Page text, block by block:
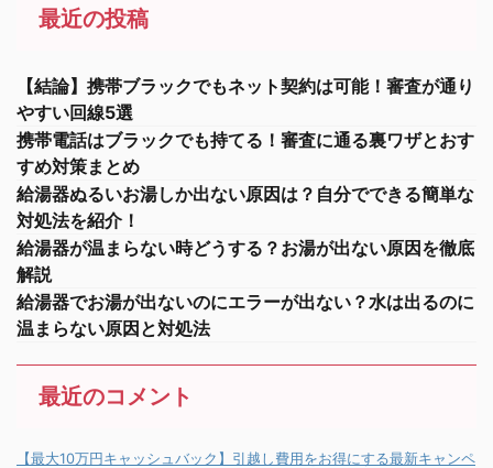
最近の投稿
【結論】携帯ブラックでもネット契約は可能！審査が通り
やすい回線5選
携帯電話はブラックでも持てる！審査に通る裏ワザとおす
すめ対策まとめ
給湯器ぬるいお湯しか出ない原因は？自分でできる簡単な
対処法を紹介！
給湯器が温まらない時どうする？お湯が出ない原因を徹底
解説
給湯器でお湯が出ないのにエラーが出ない？水は出るのに
温まらない原因と対処法
最近のコメント
【最大10万円キャッシュバック】引越し費用をお得にする最新キャンペ